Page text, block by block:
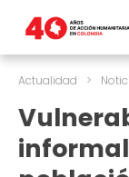
Actualidad >